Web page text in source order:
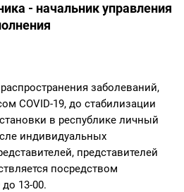
- начальник управления
заболеваний,
COVID-19, до стабилизации
в республике личный
индивидуальных
представителей
посредством
13-00.